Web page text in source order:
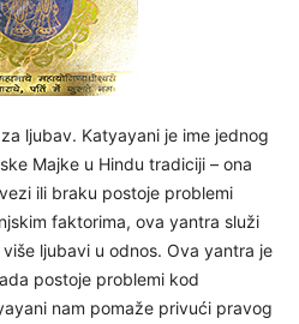
ljubav. Katyayani je ime jednog
Majke u Hindu tradiciji – ona
ili braku postoje problemi
faktorima, ova yantra služi
ljubavi u odnos. Ova yantra je
postoje problemi kod
nam pomaže privući pravog